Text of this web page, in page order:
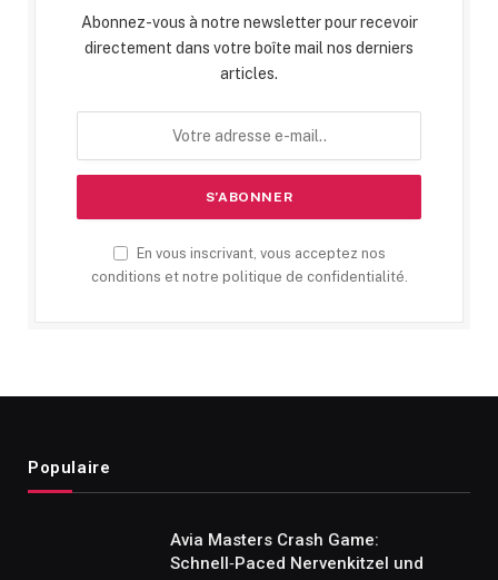
Abonnez-vous à notre newsletter pour recevoir
directement dans votre boîte mail nos derniers
articles.
En vous inscrivant, vous acceptez nos
conditions et notre politique de confidentialité.
Populaire
Avia Masters Crash Game:
Schnell‑Paced Nervenkitzel und